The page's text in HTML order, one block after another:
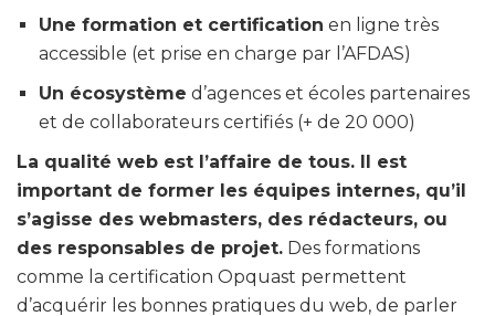
Une formation et certification en ligne très
accessible (et prise en charge par l’AFDAS)
Un écosystème d’agences et écoles partenaires
et de collaborateurs certifiés (+ de 20 000)
La qualité web est l’affaire de tous. Il est
important de former les équipes internes, qu’il
s’agisse des webmasters, des rédacteurs, ou
des responsables de projet. Des formations
comme la certification Opquast permettent
d’acquérir les bonnes pratiques du web, de parler